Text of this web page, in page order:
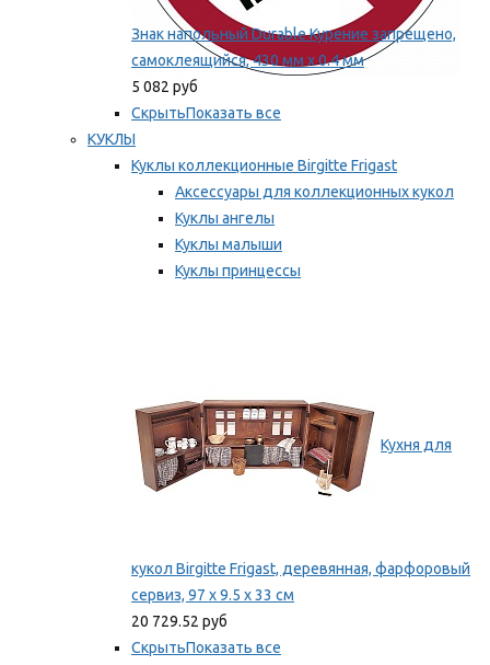
Знак напольный Durable Курение запрещено,
самоклеящийся, 430 мм х 0.4 мм
5 082 руб
СкрытьПоказать все
КУКЛЫ
Куклы коллекционные Birgitte Frigast
Аксессуары для коллекционных кукол
Куклы ангелы
Куклы малыши
Куклы принцессы
Кухня для
кукол Birgitte Frigast, деревянная, фарфоровый
сервиз, 97 x 9.5 x 33 см
20 729.52 руб
СкрытьПоказать все